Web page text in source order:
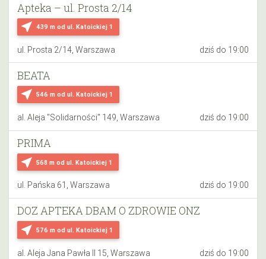
near_me 439 m od ul. Katoickiej 1
Apteka – ul. Prosta 2/14
ul. Prosta 2/14, Warszawa dziś do 19:00
near_me 546 m od ul. Katoickiej 1
BEATA
al. Aleja "Solidarności" 149, Warszawa dziś do 19:00
near_me 568 m od ul. Katoickiej 1
PRIMA
ul. Pańska 61, Warszawa dziś do 19:00
near_me 576 m od ul. Katoickiej 1
DOZ APTEKA DBAM O ZDROWIE ONZ
al. Aleja Jana Pawła II 15, Warszawa dziś do 19:00